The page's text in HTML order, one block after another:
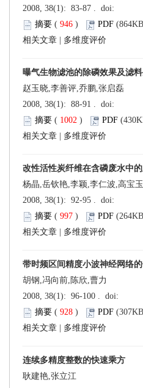
( )
赵玉晓,李善评,乔鹏,张启磊
( )
杨晶,岳钦艳,李颖,李仁波,高宝玉
( )
胡钢,冯向前,陈欣,曹力
( )
耿建艳,张立江